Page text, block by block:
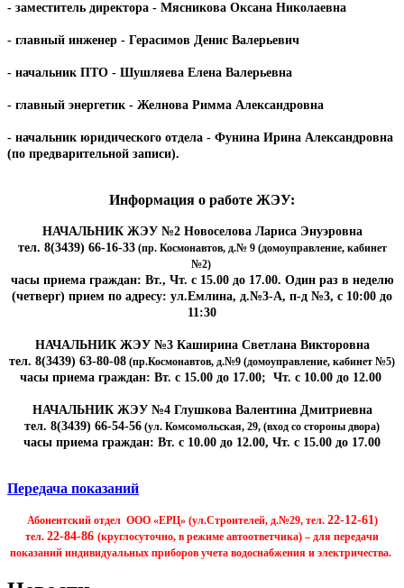
- заместитель директора - Мясникова Оксана Николаевна
- главный инженер - Герасимов Денис Валерьевич
- начальник ПТО - Шушляева Елена Валерьевна
- главный энергетик - Желнова Римма Александровна
- начальник юридического отдела - Фунина Ирина Александровна
(по предварительной записи).
Информация о работе ЖЭУ:
НАЧАЛЬНИК ЖЭУ №2 Новоселова Лариса Энуэровна
тел. 8(3439) 66-16-33(пр. Космонавтов, д.№ 9 (домоуправление, кабинет
№2)
часы приема граждан: Вт., Чт. с 15.00 до 17.00. Один раз в неделю
(четверг) прием по адресу: ул.Емлина, д.№3-А, п-д №3, с 10:00 до
11:30
НАЧАЛЬНИК ЖЭУ №3 Каширина Светлана Викторовна
тел. 8(3439) 63-80-08 (пр.Космонавтов, д.№9 (домоуправление, кабинет №5)
часы приема граждан: Вт. с 15.00 до 17.00; Чт. с 10.00 до 12.00
НАЧАЛЬНИК ЖЭУ №4 Глушкова Валентина Дмитриевна
тел. 8(3439) 66-54-56 (ул. Комсомольская, 29, (вход со стороны двора)
часы приема граждан: Вт. с 10.00 до 12.00, Чт. с 15.00 до 17.00
Передача показаний
Абонентский отдел ООО «ЕРЦ» (ул.Строителей, д.№29, тел. 22-12-61)
тел. 22-84-86 (круглосуточно, в режиме автоответчика) – для передачи
показаний индивидуальных приборов учета водоснабжения и электричества.